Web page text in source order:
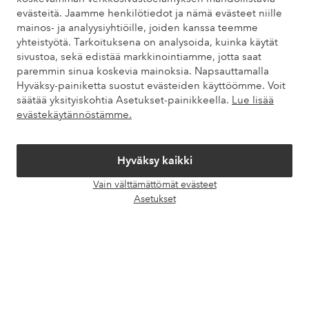
evästeitä. Jaamme henkilötiedot ja nämä evästeet niille
mainos- ja analyysiyhtiöille, joiden kanssa teemme
yhteistyötä. Tarkoituksena on analysoida, kuinka käytät
sivustoa, sekä edistää markkinointiamme, jotta saat
paremmin sinua koskevia mainoksia. Napsauttamalla
Hyväksy-painiketta suostut evästeiden käyttöömme. Voit
säätää yksityiskohtia Asetukset-painikkeella. Lue lisää
evästekäytännöstämme.
Hyväksy kaikki
Vain välttämättömät evästeet
Asetukset
Omat sivut
Tietoa Elloksesta
Palvelumme
Ystävät